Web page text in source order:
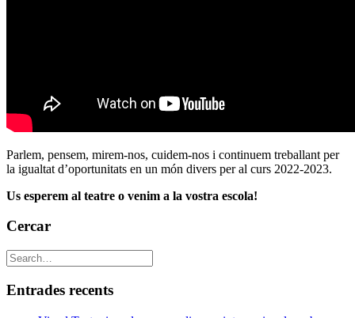
Parlem, pensem, mirem-nos, cuidem-nos i continuem treballant per
la igualtat d’oportunitats en un món divers per al curs 2022-2023.
Us esperem al teatre o venim a la vostra escola!
Cercar
Entrades recents